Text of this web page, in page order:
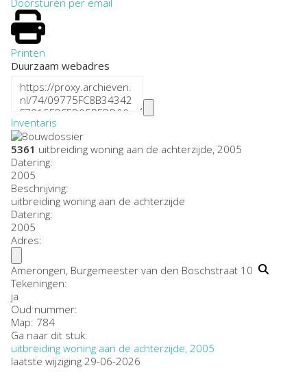
Printen
Duurzaam webadres
Inventaris
5361 uitbreiding woning aan de achterzijde, 2005
Datering:
2005
Beschrijving:
uitbreiding woning aan de achterzijde
Datering:
2005
Adres:
Amerongen, Burgemeester van den Boschstraat 10
Tekeningen:
ja
Oud nummer:
Map: 784
Ga naar dit stuk:
uitbreiding woning aan de achterzijde, 2005
laatste wijziging 29-06-2026